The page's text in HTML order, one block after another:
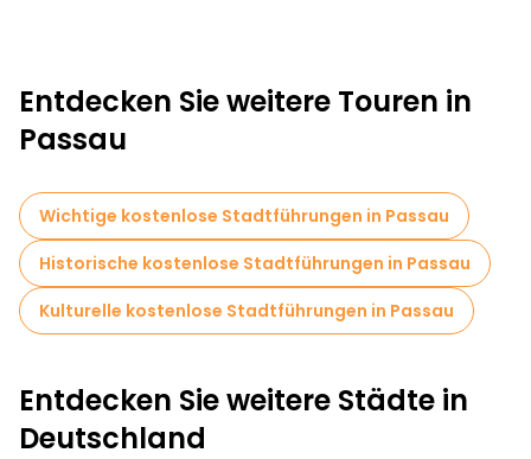
Entdecken Sie weitere Touren in
Passau
Wichtige kostenlose Stadtführungen in Passau
Historische kostenlose Stadtführungen in Passau
Kulturelle kostenlose Stadtführungen in Passau
Entdecken Sie weitere Städte in
Deutschland